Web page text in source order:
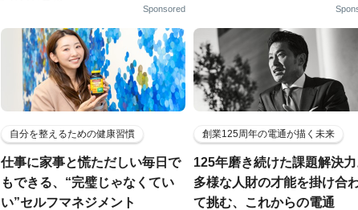
Sponsored
自分を整えるための健康習慣
仕事に家事と慌ただしい毎日で
もできる、“完璧じゃなくてい
い”セルフマネジメント
創業125周年の電通が描く未来
125年磨き続けた課題解決力
多様な人財の才能を掛け合
て挑む、これからの電通